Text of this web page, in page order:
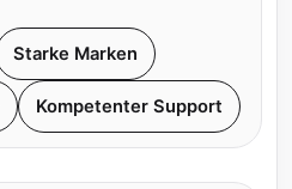
Starke Marken
Kompetenter Support